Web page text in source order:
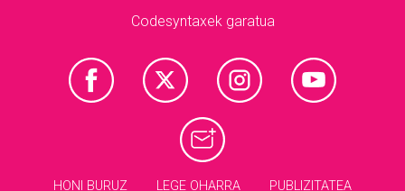
Codesyntaxek garatua
HONI BURUZ LEGE OHARRA PUBLIZITATEA